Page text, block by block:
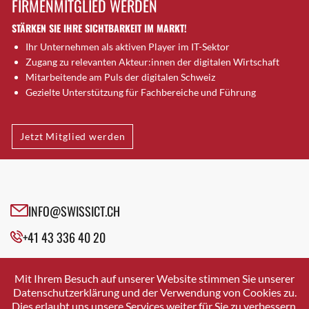
Brugg AG
Brütten
Bubendorf
Bubikon
Buchs (SG)
Bäretswil
Bülach
Cazis
Crissier
Davos Platz
Dierikon
Dietikon
FIRMENMITGLIED WERDEN
STÄRKEN SIE IHRE SICHTBARKEIT IM MARKT!
Ihr Unternehmen als aktiven Player im IT-Sektor
Zugang zu relevanten Akteur:innen der digitalen Wirtschaft
Mitarbeitende am Puls der digitalen Schweiz
Gezielte Unterstützung für Fachbereiche und Führung
Jetzt Mitglied werden
INFO@SWISSICT.CH
+41 43 336 40 20
SWISSICT
VULKANSTRASSE 120
8048 ZURICH
Mit Ihrem Besuch auf unserer Website stimmen Sie unserer
Datenschutzerklärung und der Verwendung von Cookies zu.
Dies erlaubt uns unsere Services weiter für Sie zu verbessern.